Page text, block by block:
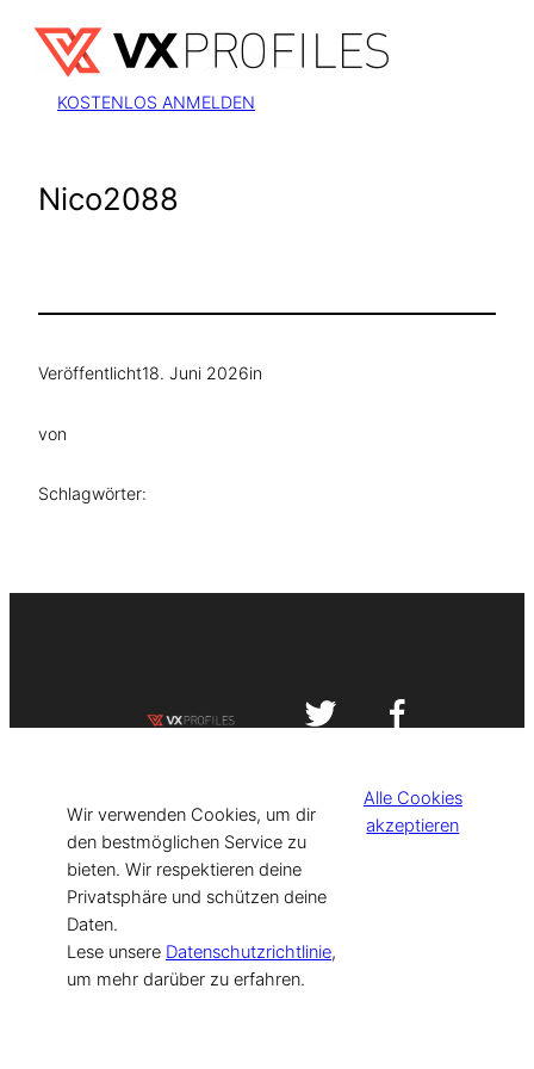
Inhalt
springen
KOSTENLOS ANMELDEN
Nico2088
Veröffentlicht18. Juni 2026in
von
Schlagwörter:
[current_year] VISIT-X. Made with
for Models & Influencers!
Wir verwenden Cookies, um dir
den bestmöglichen Service zu
bieten. Wir respektieren deine
Privatsphäre und schützen deine
Daten.
Lese unsere Datenschutzrichtlinie,
um mehr darüber zu erfahren.
Alle Cookies
akzeptieren